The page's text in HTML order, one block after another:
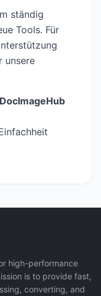
ständig
Tools. Für
unsere
DocImageHub
high-performance
is to provide fast,
converting, and